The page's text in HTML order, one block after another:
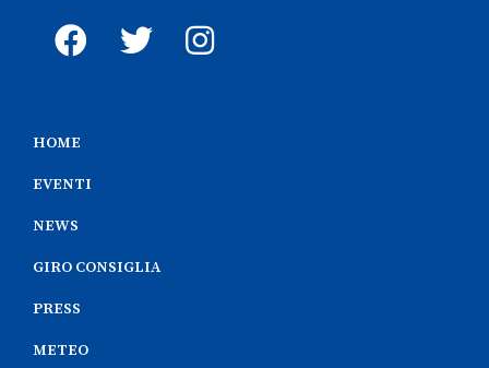
HOME
EVENTI
NEWS
GIRO CONSIGLIA
PRESS
METEO